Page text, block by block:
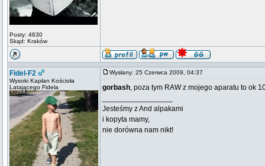
Posty: 4630
Skąd: Kraków
Fidel-F2
Wysoki Kapłan Kościoła
Latającego Fidela
Wysłany: 25 Czerwca 2009, 04:37
gorbash, poza tym RAW z mojego aparatu to ok
Jesteśmy z And alpakami
i kopyta mamy,
nie dorówna nam nikt!